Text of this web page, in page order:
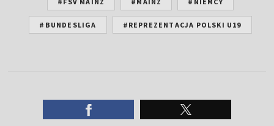
#BUNDESLIGA #REPREZENTACJA POLSKI U19